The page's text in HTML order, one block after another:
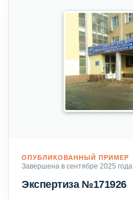
ОПУБЛИКОВАННЫЙ ПРИМЕР
Завершена в сентябре 2025 года
Экспертиза №171926